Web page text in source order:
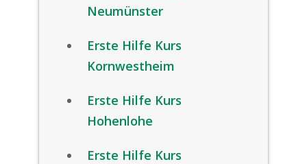
Neumünster
Erste Hilfe Kurs
Kornwestheim
Erste Hilfe Kurs
Hohenlohe
Erste Hilfe Kurs